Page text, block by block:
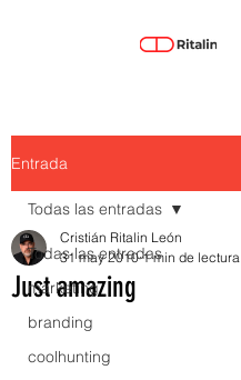
Entrada
Todas las entradas
marketing
branding
coolhunting
Todas las entradas
Just amazing
Cristián Ritalin León
31 may 2010 1 min de lectura